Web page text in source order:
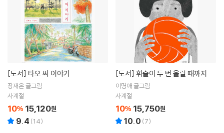
[도서] 타오 씨 이야기
장재은 글그림
사계절
10% 15,120원
9.4 (14)
[도서] 휘슬이 두 번 울릴 때까지
이명애 글그림
사계절
10% 15,750원
10.0 (7)